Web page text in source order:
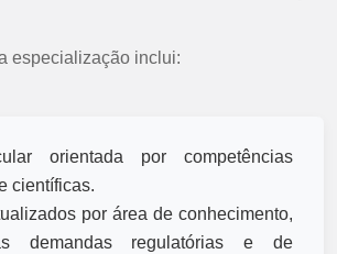
especialização inclui:
orientada por competências
científicas.
por área de conhecimento,
demandas regulatórias e de